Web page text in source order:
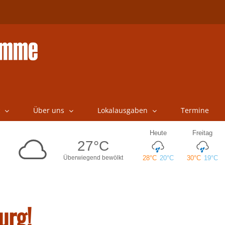
Über uns Lokalausgaben Termine